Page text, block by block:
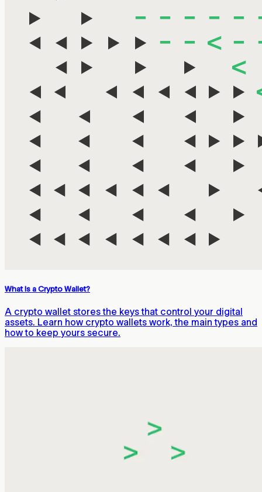
What Is a Crypto Wallet?
A crypto wallet stores the keys that control your digital
assets. Learn how crypto wallets work, the main types and
how to keep yours secure.